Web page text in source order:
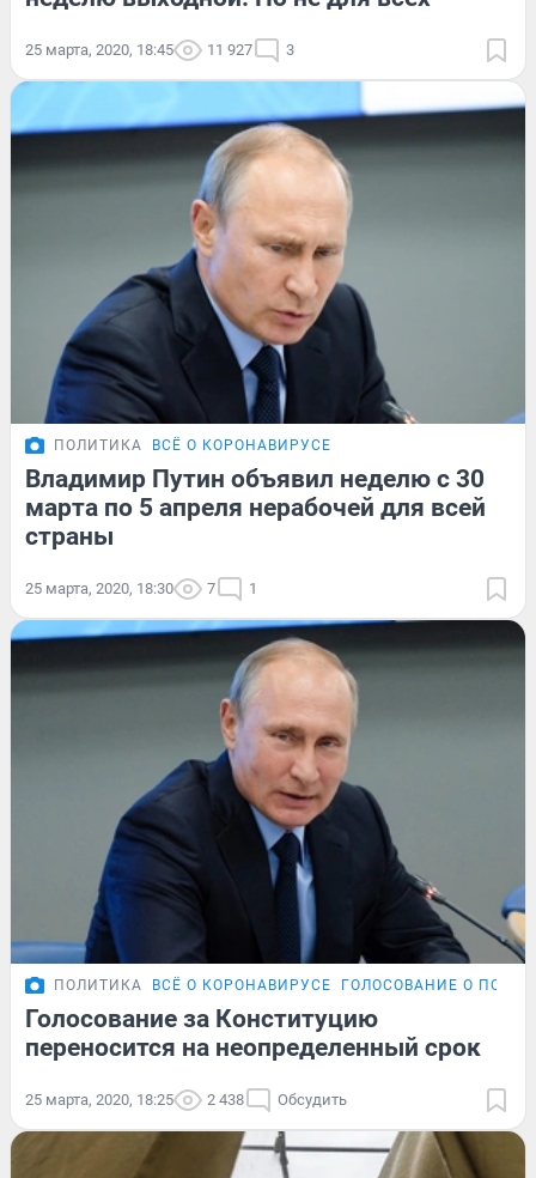
25 марта, 2020, 18:45 11 927 3
ПОЛИТИКА ВСЁ О КОРОНАВИРУСЕ
Владимир Путин объявил неделю с 30
марта по 5 апреля нерабочей для всей
страны
25 марта, 2020, 18:30 7 1
ПОЛИТИКА ВСЁ О КОРОНАВИРУСЕ ГОЛОСОВАНИЕ О
Голосование за Конституцию
переносится на неопределенный срок
25 марта, 2020, 18:25 2 438 Обсудить